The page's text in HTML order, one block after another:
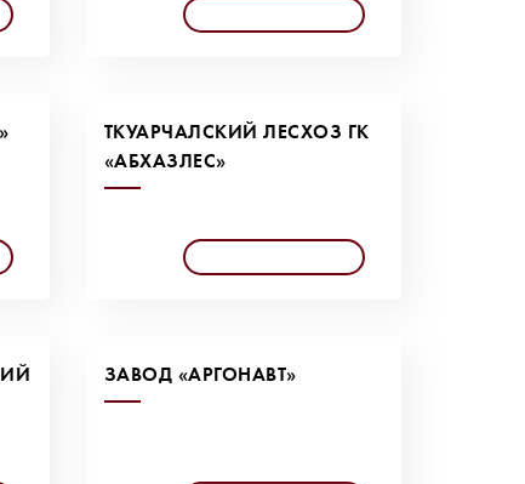
ТКУАРЧАЛСКИЙ ЛЕСХОЗ ГК
«АБХАЗЛЕС»
ЗАВОД «АРГОНАВТ»